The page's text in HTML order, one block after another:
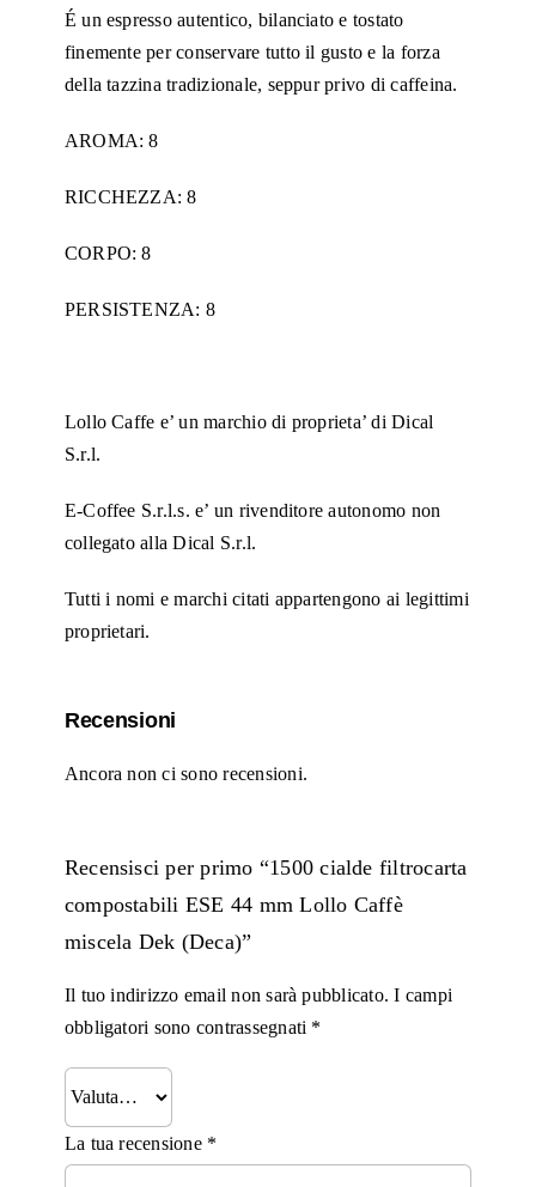
É un espresso autentico, bilanciato e tostato
finemente per conservare tutto il gusto e la forza
della tazzina tradizionale, seppur privo di caffeina.
AROMA: 8
RICCHEZZA: 8
CORPO: 8
PERSISTENZA: 8
Lollo Caffe e’ un marchio di proprieta’ di Dical
S.r.l.
E-Coffee S.r.l.s. e’ un rivenditore autonomo non
collegato alla Dical S.r.l.
Tutti i nomi e marchi citati appartengono ai legittimi
proprietari.
Recensioni
Ancora non ci sono recensioni.
Recensisci per primo “1500 cialde filtrocarta
compostabili ESE 44 mm Lollo Caffè
miscela Dek (Deca)”
Il tuo indirizzo email non sarà pubblicato. I campi
obbligatori sono contrassegnati *
La tua recensione *